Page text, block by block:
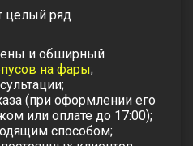
целый ряд
и обширный
на фары;
(при оформлении его
или оплате до 17:00);
способом;